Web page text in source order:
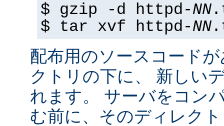
$ gzip -d httpd-NN
$ tar xvf httpd-NN
配布用のソースコード
クトリの下に、 新しい
れます。 サーバをコン
む前に、そのディレク